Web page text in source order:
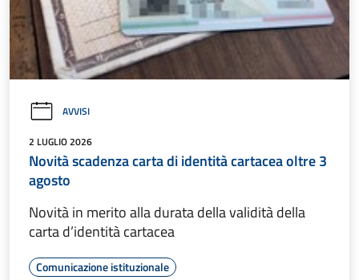
AVVISI
2 LUGLIO 2026
Novità scadenza carta di identità cartacea oltre 3
agosto
Novità in merito alla durata della validità della
carta d’identità cartacea
Comunicazione istituzionale